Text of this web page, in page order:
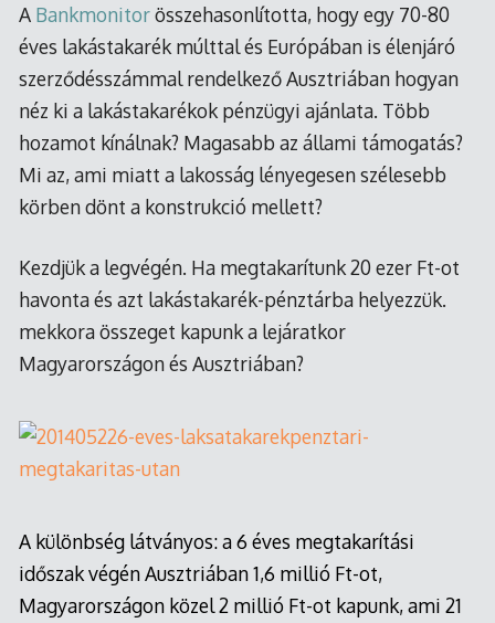
A Bankmonitorösszehasonlította, hogy egy 70-80
éves lakástakarék múlttal és Európában is élenjáró
szerződésszámmal rendelkező Ausztriában hogyan
néz ki a lakástakarékok pénzügyi ajánlata. Több
hozamot kínálnak? Magasabb az állami támogatás?
Mi az, ami miatt a lakosság lényegesen szélesebb
körben dönt a konstrukció mellett?
Kezdjük a legvégén. Ha megtakarítunk 20 ezer Ft-ot
havonta és azt lakástakarék-pénztárba helyezzük.
mekkora összeget kapunk a lejáratkor
Magyarországon és Ausztriában?
A különbség látványos: a 6 éves megtakarítási
időszak végén Ausztriában 1,6 millió Ft-ot,
Magyarországon közel 2 millió Ft-ot kapunk, ami 21